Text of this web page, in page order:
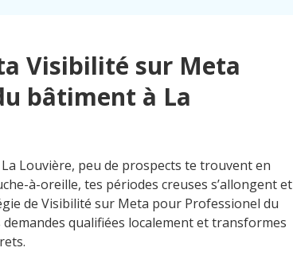
Visibilité sur Meta
bâtiment à La
Louvière, peu de prospects te trouvent en
à-oreille, tes périodes creuses s’allongent et
de Visibilité sur Meta pour Professionel du
qualifiées localement et transformes